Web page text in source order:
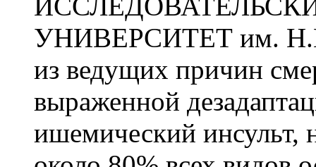
УНИВЕРСИТЕТ им.
из ведущих причин
выраженной
ишемический инсульт,